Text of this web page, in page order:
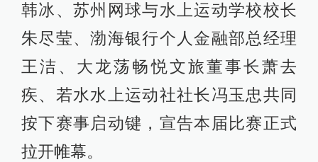
韩冰、苏州网球与水上运动学校校长
朱尽莹、渤海银行个人金融部总经理
王洁、大龙荡畅悦文旅董事长萧去
疾、若水水上运动社社长冯玉忠共同
按下赛事启动键，宣告本届比赛正式
拉开帷幕。